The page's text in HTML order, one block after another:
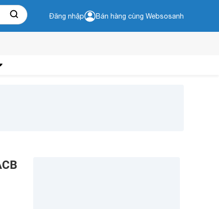
Đăng nhập Bán hàng cùng Websosanh